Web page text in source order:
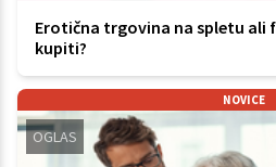
Erotična trgovina na spletu ali
kupiti?
NOVICE
OGLAS